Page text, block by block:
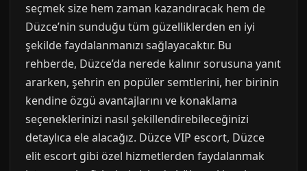
seçmek size hem zaman kazandıracak hem de
Düzce’nin sunduğu tüm güzelliklerden en iyi
şekilde faydalanmanızı sağlayacaktır. Bu
rehberde, Düzce’da nerede kalınır sorusuna yanıt
ararken, şehrin en popüler semtlerini, her birinin
kendine özgü avantajlarını ve konaklama
seçeneklerinizi nasıl şekillendirebileceğinizi
detaylıca ele alacağız. Düzce VIP escort, Düzce
elit escort gibi özel hizmetlerden faydalanmak